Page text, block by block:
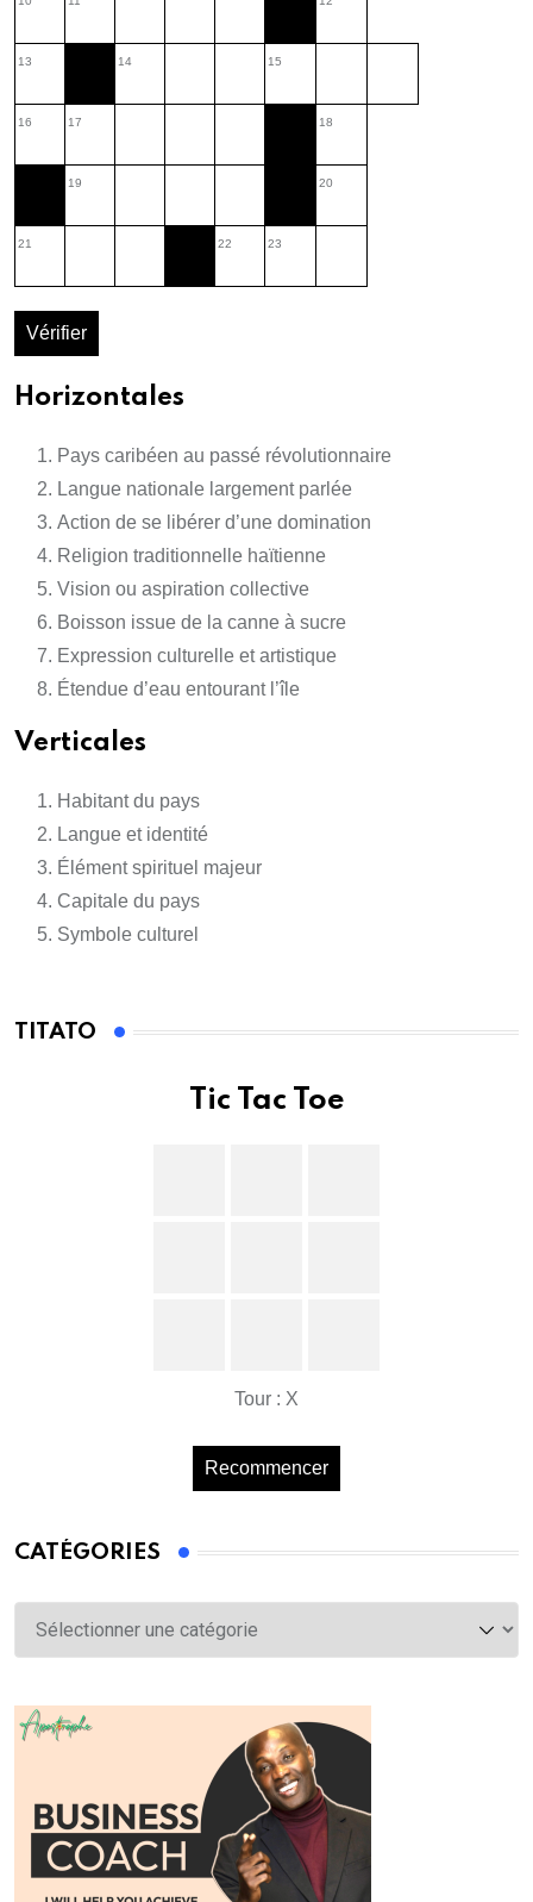
13 14 15
16 17 18
19 20
21 22 23
Vérifier
Horizontales
Pays caribéen au passé révolutionnaire
Langue nationale largement parlée
Action de se libérer d’une domination
Religion traditionnelle haïtienne
Vision ou aspiration collective
Boisson issue de la canne à sucre
Expression culturelle et artistique
Étendue d’eau entourant l’île
Verticales
Habitant du pays
Langue et identité
Élément spirituel majeur
Capitale du pays
Symbole culturel
TITATO
Tic Tac Toe
Tour : X
Recommencer
CATÉGORIES
Catégories